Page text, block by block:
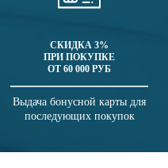
СКИДКА 3%
ПРИ ПОКУПКЕ
ОТ 60 000 РУБ
Выдача бонусной карты для
последующих покупок